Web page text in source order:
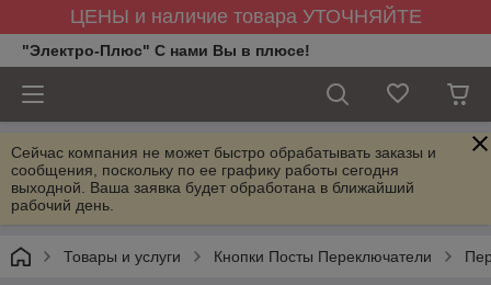
ЦЕНЫ и наличие товара УТОЧНЯЙТЕ
"Электро-Плюс" С нами Вы в плюсе!
Сейчас компания не может быстро обрабатывать заказы и
сообщения, поскольку по ее графику работы сегодня
выходной. Ваша заявка будет обработана в ближайший
рабочий день.
Товары и услуги Кнопки Посты Переключатели